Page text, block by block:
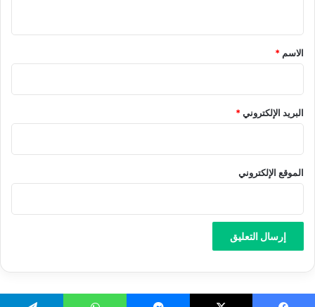
*
الاسم *
البريد الإلكتروني*
الموقع الإلكتروني